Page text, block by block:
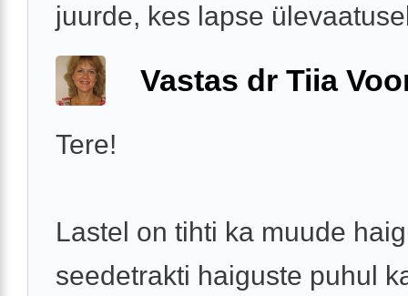
juurde, kes lapse
Vastas dr Tiia
Tere!
Lastel on tihti ka muude
seedetrakti haiguste puhul